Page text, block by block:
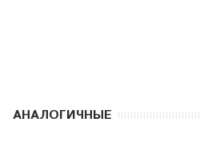
АНАЛОГИЧНЫЕ